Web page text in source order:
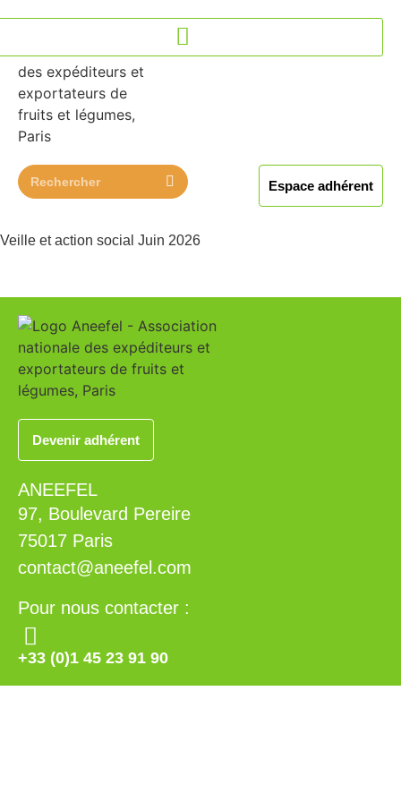
principal
Espace adhérent
Veille et action social Juin 2026
Devenir adhérent
ANEEFEL
97, Boulevard Pereire
75017 Paris
contact@aneefel.com
Pour nous contacter :
+33 (0)1 45 23 91 90